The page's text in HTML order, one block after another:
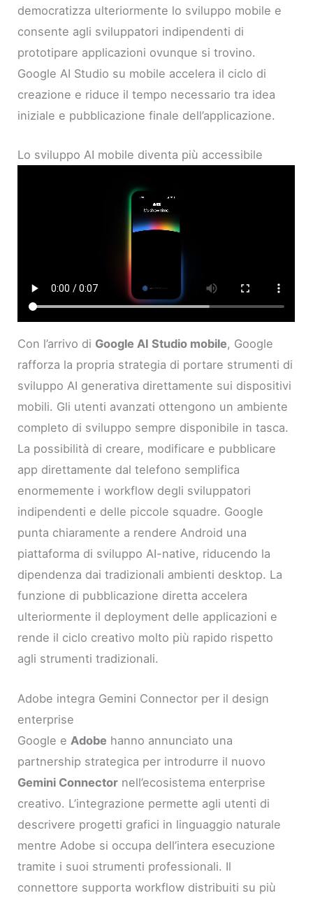
democratizza ulteriormente lo sviluppo mobile e
consente agli sviluppatori indipendenti di
prototipare applicazioni ovunque si trovino.
Google AI Studio su mobile accelera il ciclo di
creazione e riduce il tempo necessario tra idea
iniziale e pubblicazione finale dell’applicazione.
Lo sviluppo AI mobile diventa più accessibile
Con l’arrivo di Google AI Studio mobile, Google
rafforza la propria strategia di portare strumenti di
sviluppo AI generativa direttamente sui dispositivi
mobili. Gli utenti avanzati ottengono un ambiente
completo di sviluppo sempre disponibile in tasca.
La possibilità di creare, modificare e pubblicare
app direttamente dal telefono semplifica
enormemente i workflow degli sviluppatori
indipendenti e delle piccole squadre. Google
punta chiaramente a rendere Android una
piattaforma di sviluppo AI-native, riducendo la
dipendenza dai tradizionali ambienti desktop. La
funzione di pubblicazione diretta accelera
ulteriormente il deployment delle applicazioni e
rende il ciclo creativo molto più rapido rispetto
agli strumenti tradizionali.
Adobe integra Gemini Connector per il design
enterprise
Google e Adobe hanno annunciato una
partnership strategica per introdurre il nuovo
Gemini Connector nell’ecosistema enterprise
creativo. L’integrazione permette agli utenti di
descrivere progetti grafici in linguaggio naturale
mentre Adobe si occupa dell’intera esecuzione
tramite i suoi strumenti professionali. Il
connettore supporta workflow distribuiti su più